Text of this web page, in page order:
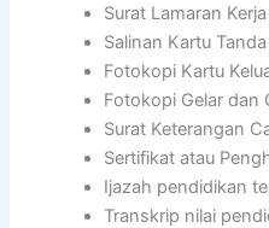
Surat Lamaran Kerja
Salinan Kartu
Fotokopi Kartu
Fotokopi Gelar dan
Surat Keterangan
Sertifikat atau
Ijazah pendidikan
Transkrip nilai